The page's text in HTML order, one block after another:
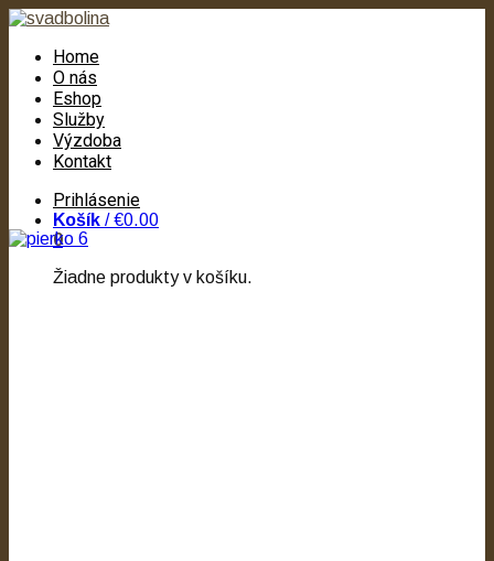
Home
O nás
Eshop
Služby
Výzdoba
Kontakt
Prihlásenie
Košík /€0.00
0
Žiadne produkty v košíku.